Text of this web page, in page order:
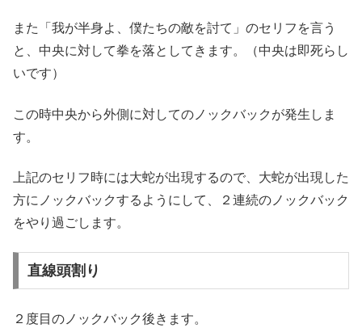
また「我が半身よ、僕たちの敵を討て」のセリフを言う
と、中央に対して拳を落としてきます。（中央は即死らし
いです）
この時中央から外側に対してのノックバックが発生しま
す。
上記のセリフ時には大蛇が出現するので、大蛇が出現した
方にノックバックするようにして、２連続のノックバック
をやり過ごします。
直線頭割り
２度目のノックバック後きます。